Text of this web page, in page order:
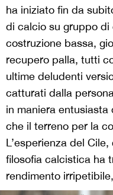
ha iniziato fin da
di calcio su gruppo
costruzione bassa,
recupero palla, tutti
ultime deludenti
catturati dalla
in maniera
che il terreno per la
L’esperienza del
filosofia calcistica ha
rendimento